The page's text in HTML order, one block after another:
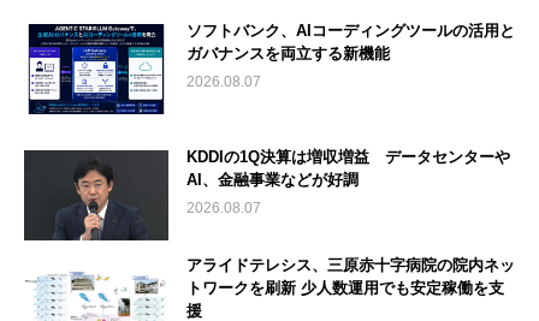
ソフトバンク、AIコーディングツールの活用と
ガバナンスを両立する新機能
2026.08.07
KDDIの1Q決算は増収増益 データセンターや
AI、金融事業などが好調
2026.08.07
アライドテレシス、三原赤十字病院の院内ネッ
トワークを刷新 少人数運用でも安定稼働を支
援